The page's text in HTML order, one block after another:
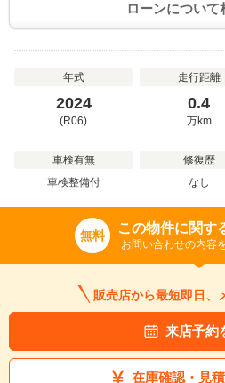
ローンについて
年式
2024
(R06)
走行距離
0.4
万km
車検有無
車検整備付
修復歴
なし
無料 この物件に関す
お問い合わせの内容
販売店から最短即日、
来店予約
在庫確認・見